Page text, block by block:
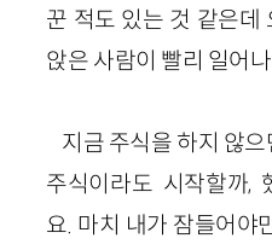
꾼 적도 있는 것 같은데
앉은 사람이 빨리 일어
지금 주식을 하지 않
주식이라도 시작할까,
요. 마치 내가 잠들어야